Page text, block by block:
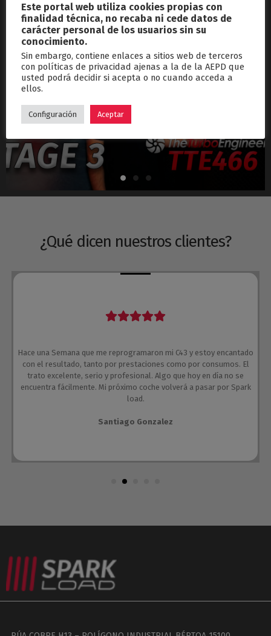
septiembre 26, 2024
Hyundai i30N Stage 3 – Turbo TTE466
¿Qué dicen nuestros clientes?
Hace una Semana que me reprogramaron mi C43 y estoy encantado
con el resultado, tanto por prestaciones como por consumos. El
trato excelente, serio y profesional. Algo que hoy en día no se
encuentra fácilmente. Mi próximo coche volverá a pasar por Spark
load.
Santiago Gonzalez
Este portal web utiliza cookies propias con
finalidad técnica, no recaba ni cede datos de
carácter personal de los usuarios sin su
conocimiento.
Sin embargo, contiene enlaces a sitios web de terceros
con políticas de privacidad ajenas a la de la AEPD que
usted podrá decidir si acepta o no cuando acceda a
ellos.
Configuración Aceptar